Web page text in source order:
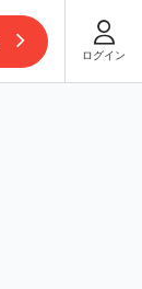
ログイン